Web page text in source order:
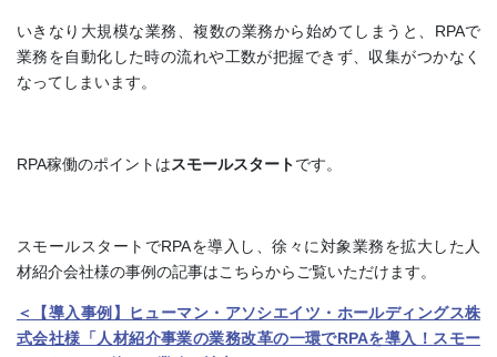
いきなり大規模な業務、複数の業務から始めてしまうと、RPAで
業務を自動化した時の流れや工数が把握できず、収集がつかなく
なってしまいます。
RPA稼働のポイントはスモールスタートです。
スモールスタートでRPAを導入し、徐々に対象業務を拡大した人
材紹介会社様の事例の記事はこちらからご覧いただけます。
＜【導入事例】ヒューマン・アソシエイツ・ホールディングス株
式会社様「人材紹介事業の業務改革の一環でRPAを導入！スモー